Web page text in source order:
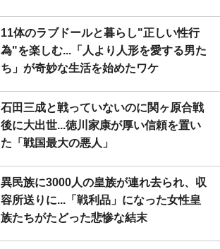
11体のラブドールと暮らし"正しい性行
為"を楽しむ...「人より人形を愛する男た
ち」が奇妙な生活を始めたワケ
石田三成と戦っていないのに関ヶ原合戦
後に大出世...徳川家康が厚い信頼を置い
た「戦国最大の悪人」
異民族に3000人の皇族が連れ去られ、収
容所送りに...「戦利品」になった女性皇
族たちがたどった悲惨な結末